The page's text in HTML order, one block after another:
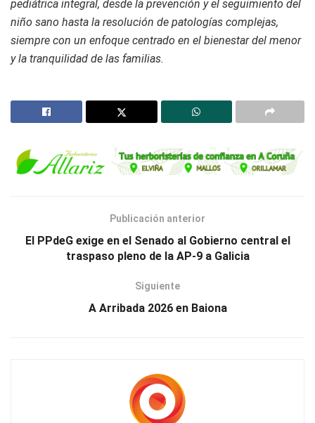
pediátrica integral, desde la prevención y el seguimiento del
niño sano hasta la resolución de patologías complejas,
siempre con un enfoque centrado en el bienestar del menor
y la tranquilidad de las familias.
Publicación anterior
El PPdeG exige en el Senado al Gobierno central el
traspaso pleno de la AP-9 a Galicia
Siguiente
A Arribada 2026 en Baiona